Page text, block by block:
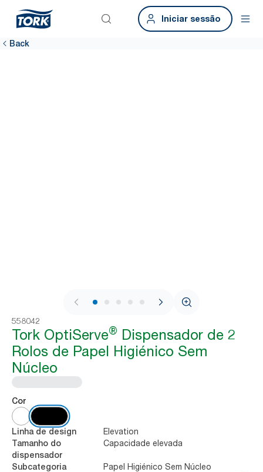
Iniciar sessão
Back
1 / 6
558042
Tork OptiServe® Dispensador de 2
Rolos de Papel Higiénico Sem
Núcleo
Cor
Linha de design Elevation
Tamanho do
dispensador
Capacidade elevada
Subcategoria
Papel Higiénico Sem Núcleo